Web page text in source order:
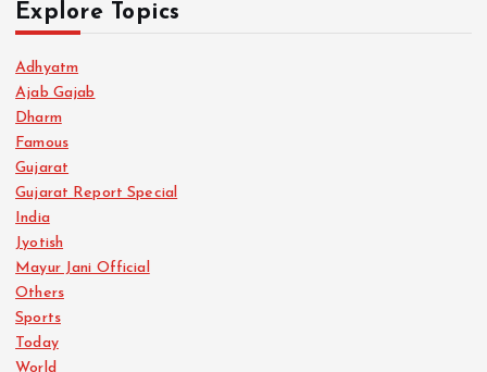
Explore Topics
Adhyatm
Ajab Gajab
Dharm
Famous
Gujarat
Gujarat Report Special
India
Jyotish
Mayur Jani Official
Others
Sports
Today
World